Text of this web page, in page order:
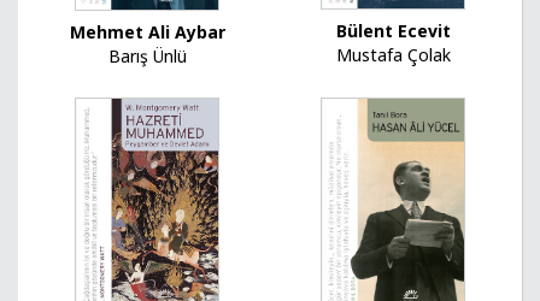
Mehmet Ali Aybar
Barış Ünlü
Bülent Ecevit
Mustafa Çolak